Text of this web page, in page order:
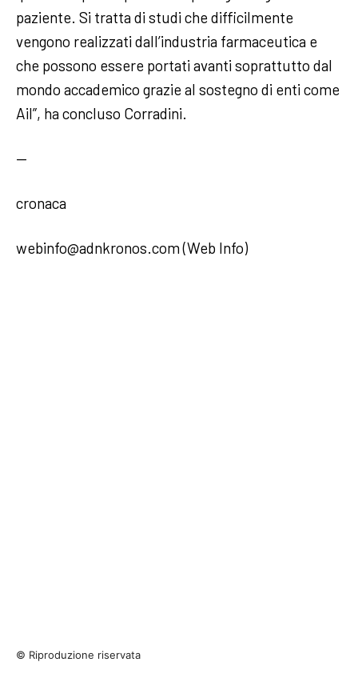
paziente. Si tratta di studi che difficilmente
vengono realizzati dall’industria farmaceutica e
che possono essere portati avanti soprattutto dal
mondo accademico grazie al sostegno di enti come
Ail”, ha concluso Corradini.
—
cronaca
webinfo@adnkronos.com (Web Info)
© Riproduzione riservata